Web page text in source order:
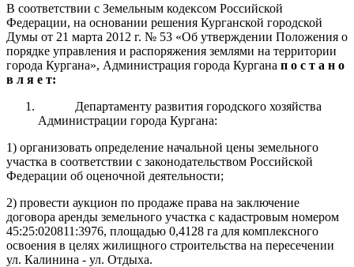
В соответствии с Земельным кодексом Российской
Федерации, на основании решения Курганской городской
Думы от 21 марта 2012 г. № 53 «Об утверждении Положения о
порядке управления и распоряжения землями на территории
города Кургана», Администрация города Кургана п о с т а н о
в л я е т:
Департаменту развития городского хозяйства
Администрации города Кургана:
1) организовать определение начальной цены земельного
участка в соответствии с законодательством Российской
Федерации об оценочной деятельности;
2) провести аукцион по продаже права на заключение
договора аренды земельного участка с кадастровым номером
45:25:020811:3976, площадью 0,4128 га для комплексного
освоения в целях жилищного строительства на пересечении
ул. Калинина - ул. Отдыха.